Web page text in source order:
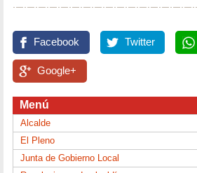
Facebook Twitter
Google+
Menú
Alcalde
El Pleno
Junta de Gobierno Local